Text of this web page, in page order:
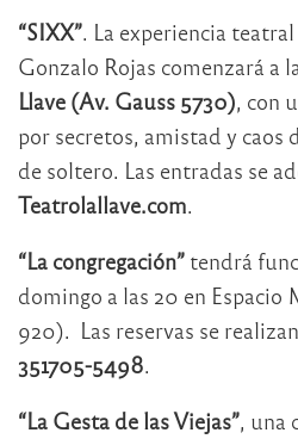
“SIXX”. La experiencia
Gonzalo Rojas comenzará a
Llave (Av. Gauss 5730), con
por secretos, amistad y caos
de soltero. Las entradas se
Teatrolallave.com.
“La congregación” tendrá
domingo a las 20 en Espacio
920). Las reservas se
351705-5498.
“La Gesta de las Viejas”, una